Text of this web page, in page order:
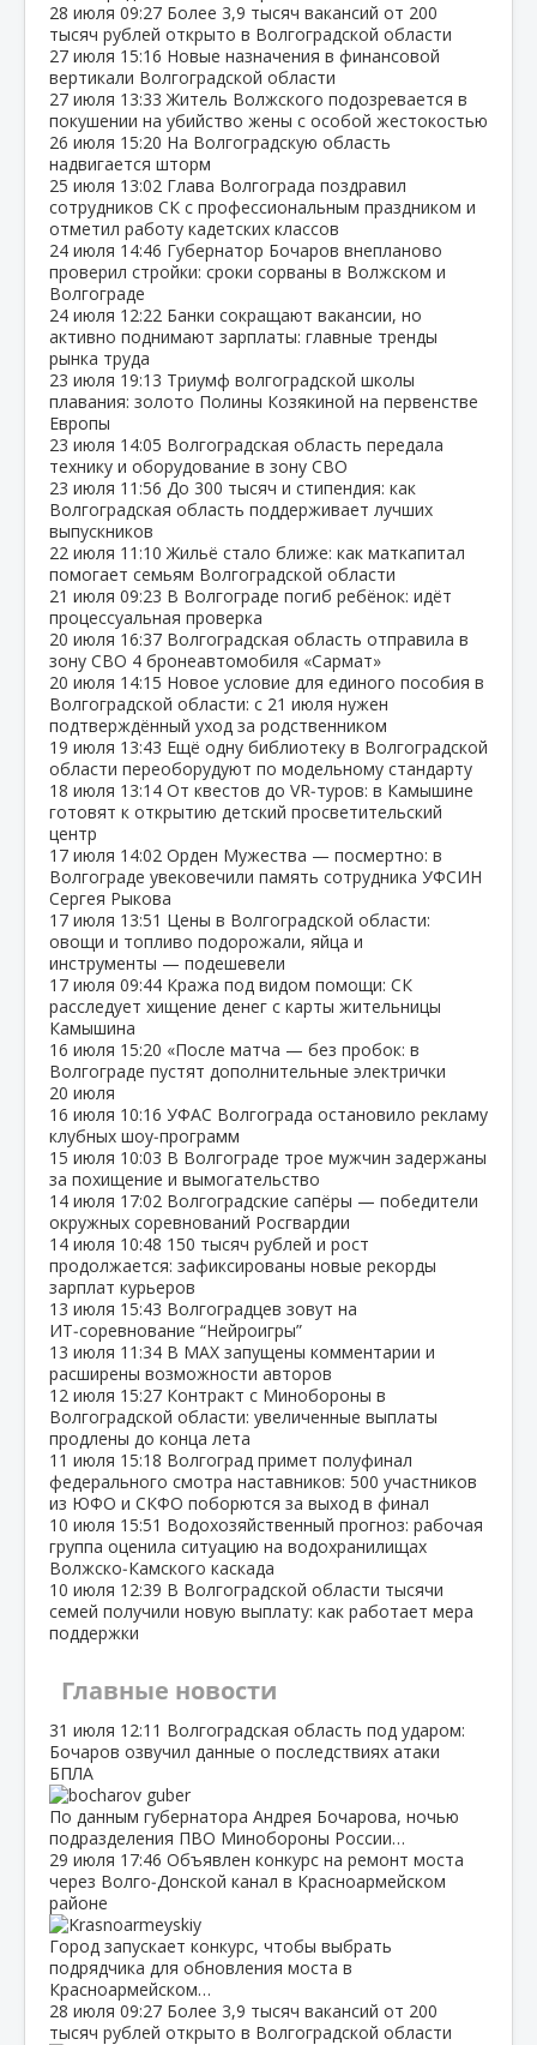
28 июля 09:27 Более 3,9 тысяч вакансий от 200
тысяч рублей открыто в Волгоградской области
27 июля 15:16 Новые назначения в финансовой
вертикали Волгоградской области
27 июля 13:33 Житель Волжского подозревается в
покушении на убийство жены с особой жестокостью
26 июля 15:20 На Волгоградскую область
надвигается шторм
25 июля 13:02 Глава Волгограда поздравил
сотрудников СК с профессиональным праздником и
отметил работу кадетских классов
24 июля 14:46 Губернатор Бочаров внепланово
проверил стройки: сроки сорваны в Волжском и
Волгограде
24 июля 12:22 Банки сокращают вакансии, но
активно поднимают зарплаты: главные тренды
рынка труда
23 июля 19:13 Триумф волгоградской школы
плавания: золото Полины Козякиной на первенстве
Европы
23 июля 14:05 Волгоградская область передала
технику и оборудование в зону СВО
23 июля 11:56 До 300 тысяч и стипендия: как
Волгоградская область поддерживает лучших
выпускников
22 июля 11:10 Жильё стало ближе: как маткапитал
помогает семьям Волгоградской области
21 июля 09:23 В Волгограде погиб ребёнок: идёт
процессуальная проверка
20 июля 16:37 Волгоградская область отправила в
зону СВО 4 бронеавтомобиля «Сармат»
20 июля 14:15 Новое условие для единого пособия в
Волгоградской области: с 21 июля нужен
подтверждённый уход за родственником
19 июля 13:43 Ещё одну библиотеку в Волгоградской
области переоборудуют по модельному стандарту
18 июля 13:14 От квестов до VR‑туров: в Камышине
готовят к открытию детский просветительский
центр
17 июля 14:02 Орден Мужества — посмертно: в
Волгограде увековечили память сотрудника УФСИН
Сергея Рыкова
17 июля 13:51 Цены в Волгоградской области:
овощи и топливо подорожали, яйца и
инструменты — подешевели
17 июля 09:44 Кража под видом помощи: СК
расследует хищение денег с карты жительницы
Камышина
16 июля 15:20 «После матча — без пробок: в
Волгограде пустят дополнительные электрички
20 июля
16 июля 10:16 УФАС Волгограда остановило рекламу
клубных шоу‑программ
15 июля 10:03 В Волгограде трое мужчин задержаны
за похищение и вымогательство
14 июля 17:02 Волгоградские сапёры — победители
окружных соревнований Росгвардии
14 июля 10:48 150 тысяч рублей и рост
продолжается: зафиксированы новые рекорды
зарплат курьеров
13 июля 15:43 Волгоградцев зовут на
ИТ‑соревнование “Нейроигры”
13 июля 11:34 В МАХ запущены комментарии и
расширены возможности авторов
12 июля 15:27 Контракт с Минобороны в
Волгоградской области: увеличенные выплаты
продлены до конца лета
11 июля 15:18 Волгоград примет полуфинал
федерального смотра наставников: 500 участников
из ЮФО и СКФО поборются за выход в финал
10 июля 15:51 Водохозяйственный прогноз: рабочая
группа оценила ситуацию на водохранилищах
Волжско‑Камского каскада
10 июля 12:39 В Волгоградской области тысячи
семей получили новую выплату: как работает мера
поддержки
Главные новости
31 июля 12:11 Волгоградская область под ударом:
Бочаров озвучил данные о последствиях атаки
БПЛА
По данным губернатора Андрея Бочарова, ночью
подразделения ПВО Минобороны России…
29 июля 17:46 Объявлен конкурс на ремонт моста
через Волго‑Донской канал в Красноармейском
районе
Город запускает конкурс, чтобы выбрать
подрядчика для обновления моста в
Красноармейском…
28 июля 09:27 Более 3,9 тысяч вакансий от 200
тысяч рублей открыто в Волгоградской области